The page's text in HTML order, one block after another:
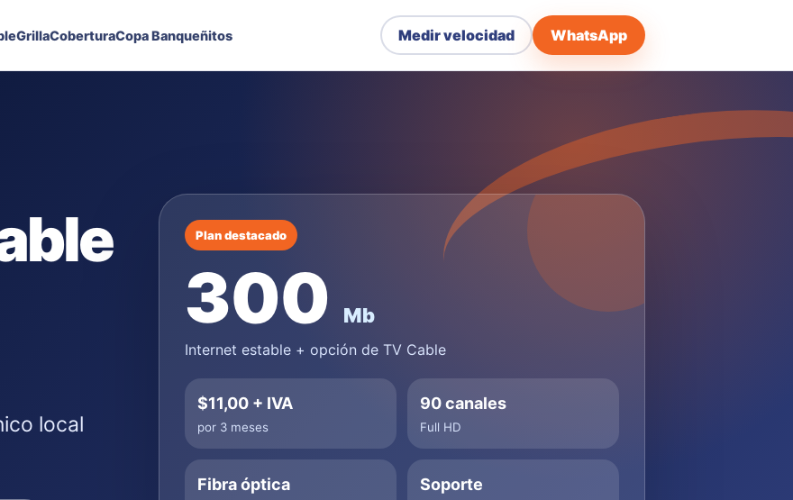
GrillaCoberturaCopa Banqueñitos Medir velocidad WhatsApp
local
Plan destacado
300 Mb
Internet estable + opción de TV Cable
$11,00 + IVA
por 3 meses
90 canales
Full HD
Fibra óptica Soporte